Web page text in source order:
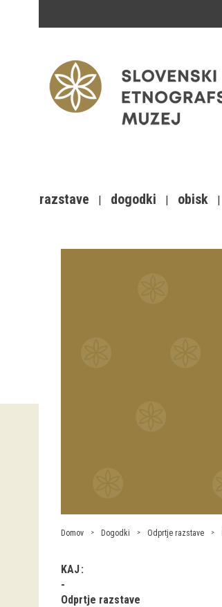
razstave dogodki obisk
Domov Dogodki Odprtje razstave
KAJ
Odprtje razstave